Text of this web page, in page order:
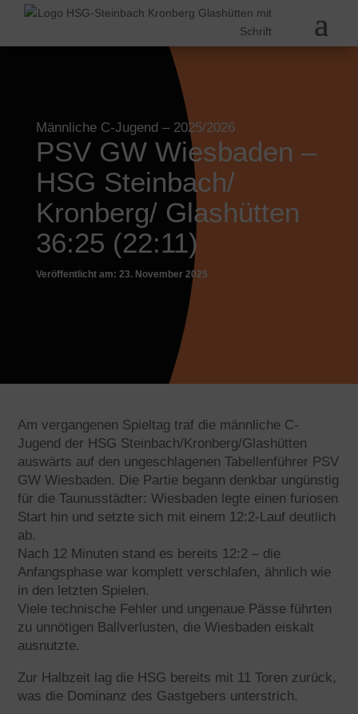
Männliche C-Jugend– 2025/2026
PSV GW Wiesbaden –
HSG Steinbach/
Kronberg/ Glashütten
36:25 (22:11)
Veröffentlicht am: 23. November 2025
Am vergangenen Spieltag traf die männliche C-
Jugend der HSG Steinbach/Kronberg/Glashütten
auswärts auf den ungeschlagenen Tabellenführer PSV
GW Wiesbaden. Die Partie begann denkbar ungünstig
für die Taunusstädter: Wiesbaden legte einen furiosen
Start hin und setzte sich mit einem 12:2-Lauf deutlich
ab.
Nach 12 Minuten stand es bereits 12:2 – die
Anfangsphase war komplett verschlafen, ähnlich wie
in den letzten Spielen.
Viele technische Fehler und ungenaue Pässe führten
zu unnötigen Ballverlusten, die Wiesbaden eiskalt
ausnutzte.
Zur Halbzeit lag die HSG bereits mit 11 Toren zurück,
was die Dominanz des Gastgebers unterstrich.